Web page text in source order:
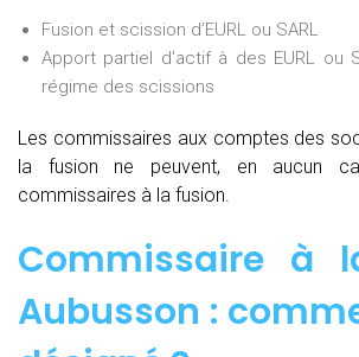
Fusion et scission d’EURL ou SARL
Apport partiel d’actif à des EURL ou
régime des scissions
Les commissaires aux comptes des
la fusion ne peuvent, en aucun
commissaires à la fusion.
Commissaire à
Aubusson :